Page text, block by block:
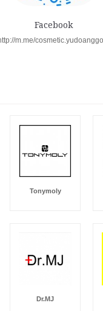
Facebook
m.me/
Tonymoly
Dr.MJ